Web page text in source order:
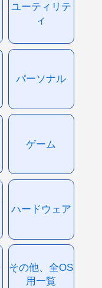
ユーティリテ
ィ
パーソナル
ゲーム
ハードウェア
その他、全OS
用一覧